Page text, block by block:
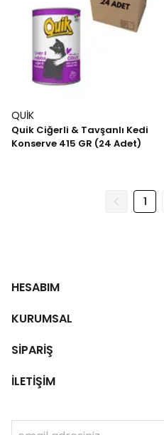
QUİK
Quik Ciğerli & Tavşanlı Kedi
Konserve 415 GR (24 Adet)
1
HESABIM
KURUMSAL
SİPARİŞ
İLETİŞİM